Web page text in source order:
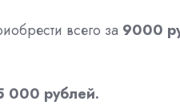
всего за 9000
000 рублей.